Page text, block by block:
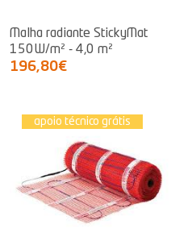
Malha radiante StickyMat
150W/m² - 4,0 m²
196,80€
apoio técnico grátis